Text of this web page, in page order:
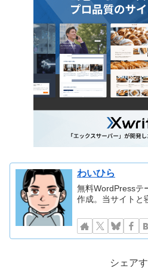
わいひら
無料WordPressテ
作成。当サイトと
シェア